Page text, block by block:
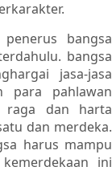
bangsa
bangsa
jasa-jasa
para pahlawan
raga dan harta
dan merdeka.
harus mampu
ini